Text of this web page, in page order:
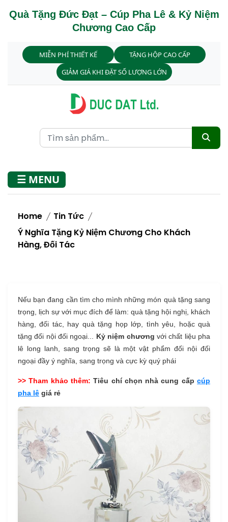
Quà Tặng Đức Đạt – Cúp Pha Lê & Kỷ Niệm
Chương Cao Cấp
MIỄN PHÍ THIẾT KẾ
TẶNG HỘP CAO CẤP
GIẢM GIÁ KHI ĐẶT SỐ LƯỢNG LỚN
☰ MENU
Home
Tin Tức
Ý Nghĩa Tặng Kỷ Niệm Chương Cho Khách
Hàng, Đối Tác
Nếu bạn đang cần tìm cho mình những món quà tặng sang
trọng, lịch sự với mục đích để làm: quà tặng hội nghị, khách
hàng, đối tác, hay quà tặng họp lớp, tình yêu, hoặc quà
tặng đối nội đối ngoại... Kỷ niệm chương với chất liệu pha
lê long lanh, sang trọng sẽ là một vật phẩm đối nội đối
ngoại đầy ý nghĩa, sang trọng và cực kỳ quý phái
>> Tham khảo thêm:Tiêu chí chọn nhà cung cấpcúp
pha lê giá rẻ